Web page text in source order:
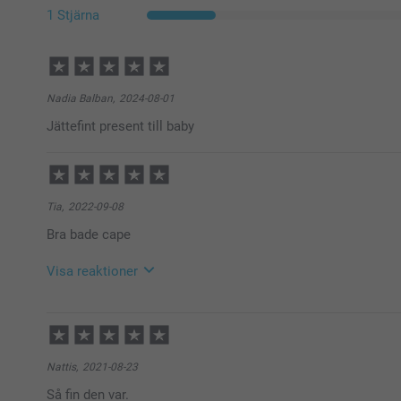
1 Stjärna
Nadia Balban, 2024-08-01
Jättefint present till baby
Tia, 2022-09-08
Bra bade cape
Visa reaktioner
09:14
Hej!
Stort tack för dina 5 stjärnor och omdöme, kul att du
Vi önskar dig en fin dag!
Nattis, 2021-08-23
Så fin den var.